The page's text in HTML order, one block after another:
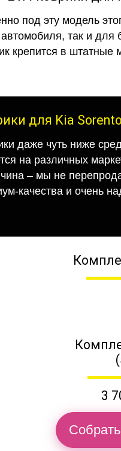
под эту модель
так и для
крепится в штатные
для Kia
даже чуть ниже
на различных
– мы не
качества и очень
3